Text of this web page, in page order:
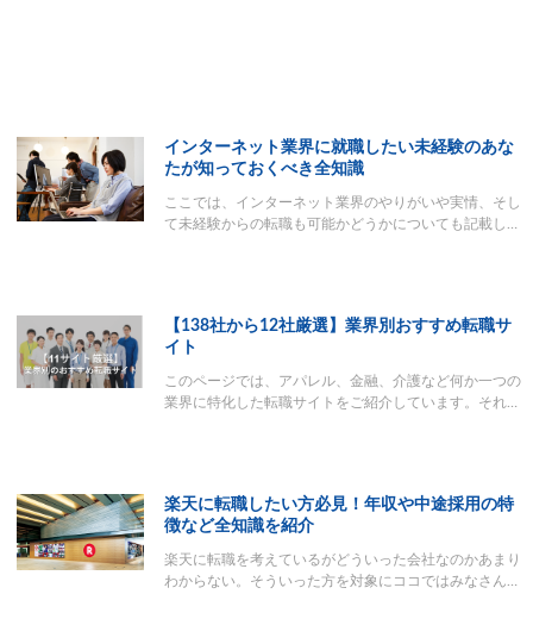
インターネット業界に就職したい未経験のあな
たが知っておくべき全知識
ここでは、インターネット業界のやりがいや実情、そし
て未経験からの転職も可能かどうかについても記載し…
【138社から12社厳選】業界別おすすめ転職サ
イト
このページでは、アパレル、金融、介護など何か一つの
業界に特化した転職サイトをご紹介しています。それ…
楽天に転職したい方必見！年収や中途採用の特
徴など全知識を紹介
楽天に転職を考えているがどういった会社なのかあまり
わからない。そういった方を対象にココではみなさん…